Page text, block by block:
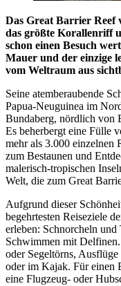
Das Great Barrier Reef
das größte Korallenriff
schon einen Besuch
Mauer und der einzige
vom Weltraum aus
Seine atemberaubende
Papua-Neuguinea im
Bundaberg, nördlich von
Es beherbergt eine Fülle
mehr als 3.000 einzelnen
zum Bestaunen und
malerisch-tropischen
Welt, die zum Great
Aufgrund dieser
begehrtesten Reiseziele
erleben: Schnorcheln und
Schwimmen mit
oder Segeltörns,
oder im Kajak. Für einen
eine Flugzeug- oder